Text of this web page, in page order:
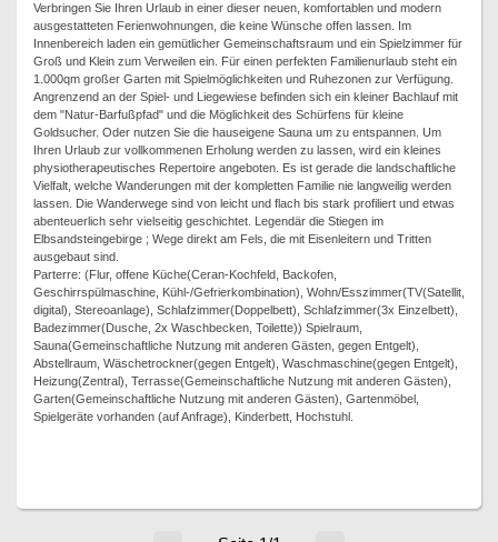
Verbringen Sie Ihren Urlaub in einer dieser neuen, komfortablen und modern
ausgestatteten Ferienwohnungen, die keine Wünsche offen lassen. Im
Innenbereich laden ein gemütlicher Gemeinschaftsraum und ein Spielzimmer für
Groß und Klein zum Verweilen ein. Für einen perfekten Familienurlaub steht ein
1.000qm großer Garten mit Spielmöglichkeiten und Ruhezonen zur Verfügung.
Angrenzend an der Spiel- und Liegewiese befinden sich ein kleiner Bachlauf mit
dem "Natur-Barfußpfad" und die Möglichkeit des Schürfens für kleine
Goldsucher. Oder nutzen Sie die hauseigene Sauna um zu entspannen. Um
Ihren Urlaub zur vollkommenen Erholung werden zu lassen, wird ein kleines
physiotherapeutisches Repertoire angeboten. Es ist gerade die landschaftliche
Vielfalt, welche Wanderungen mit der kompletten Familie nie langweilig werden
lassen. Die Wanderwege sind von leicht und flach bis stark profiliert und etwas
abenteuerlich sehr vielseitig geschichtet. Legendär die Stiegen im
Elbsandsteingebirge ; Wege direkt am Fels, die mit Eisenleitern und Tritten
ausgebaut sind.
Parterre: (Flur, offene Küche(Ceran-Kochfeld, Backofen,
Geschirrspülmaschine, Kühl-/Gefrierkombination), Wohn/Esszimmer(TV(Satellit,
digital), Stereoanlage), Schlafzimmer(Doppelbett), Schlafzimmer(3x Einzelbett),
Badezimmer(Dusche, 2x Waschbecken, Toilette)) Spielraum,
Sauna(Gemeinschaftliche Nutzung mit anderen Gästen, gegen Entgelt),
Abstellraum, Wäschetrockner(gegen Entgelt), Waschmaschine(gegen Entgelt),
Heizung(Zentral), Terrasse(Gemeinschaftliche Nutzung mit anderen Gästen),
Garten(Gemeinschaftliche Nutzung mit anderen Gästen), Gartenmöbel,
Spielgeräte vorhanden (auf Anfrage), Kinderbett, Hochstuhl.